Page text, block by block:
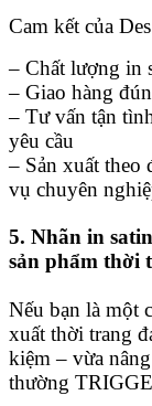
Cam kết của
– Chất lượng in
– Giao hàng
– Tư vấn tận
yêu cầu
– Sản xuất theo
vụ chuyên
5. Nhãn in
sản phẩm thời
Nếu bạn là một
xuất thời trang
kiệm – vừa
thường